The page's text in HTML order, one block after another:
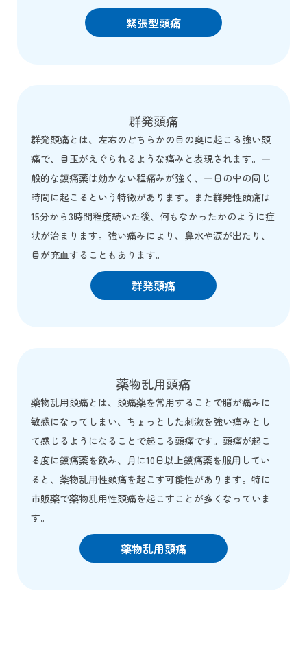
緊張型頭痛
群発頭痛
群発頭痛とは、左右のどちらかの目の奥に起こる強い頭
痛で、目玉がえぐられるような痛みと表現されます。一
般的な鎮痛薬は効かない程痛みが強く、一日の中の同じ
時間に起こるという特徴があります。また群発性頭痛は
15分から3時間程度続いた後、何もなかったかのように症
状が治まります。強い痛みにより、鼻水や涙が出たり、
目が充血することもあります。
群発頭痛
薬物乱用頭痛
薬物乱用頭痛とは、頭痛薬を常用することで脳が痛みに
敏感になってしまい、ちょっとした刺激を強い痛みとし
て感じるようになることで起こる頭痛です。頭痛が起こ
る度に鎮痛薬を飲み、月に10日以上鎮痛薬を服用してい
ると、薬物乱用性頭痛を起こす可能性があります。特に
市販薬で薬物乱用性頭痛を起こすことが多くなっていま
す。
薬物乱用頭痛